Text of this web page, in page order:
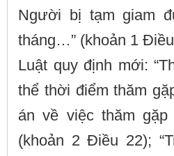
Người bị tạm giam
tháng…” (khoản 1
Luật quy định mới:
thể thời điểm thăm
án về việc thăm
(khoản 2 Điều 22);